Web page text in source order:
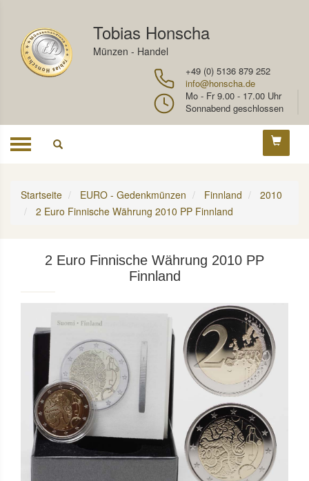
Tobias Honscha
Münzen - Handel
+49 (0) 5136 879 252
info@honscha.de
Mo - Fr 9.00 - 17.00 Uhr
Sonnabend geschlossen
Toggle
Startseite EURO - Gedenkmünzen Finnland
2010
2 Euro Finnische Währung 2010 PP Finnland
2 Euro Finnische Währung 2010 PP
Finnland